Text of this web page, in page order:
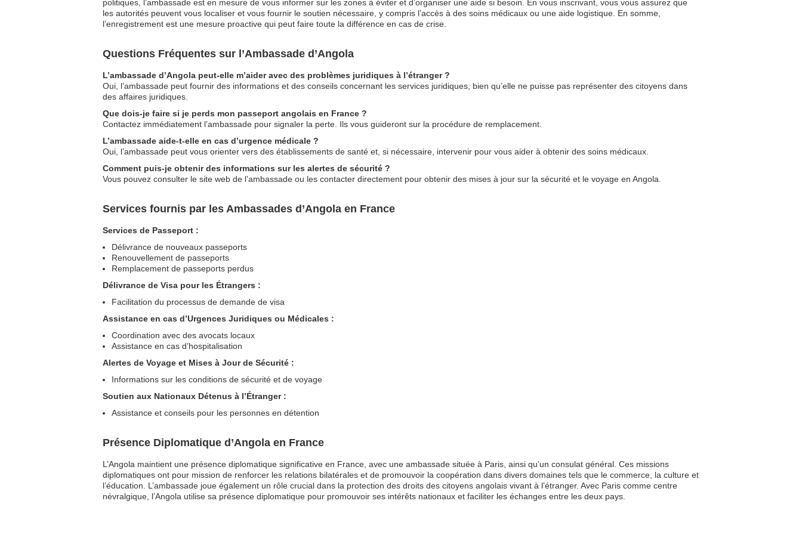
politiques, l’ambassade est en mesure de vous informer sur les zones à éviter et d’organiser une aide si besoin. En vous inscrivant, vous vous assurez que
les autorités peuvent vous localiser et vous fournir le soutien nécessaire, y compris l’accès à des soins médicaux ou une aide logistique. En somme,
l’enregistrement est une mesure proactive qui peut faire toute la différence en cas de crise.
Questions Fréquentes sur l’Ambassade d’Angola
L’ambassade d’Angola peut-elle m’aider avec des problèmes juridiques à l’étranger ?
Oui, l’ambassade peut fournir des informations et des conseils concernant les services juridiques, bien qu’elle ne puisse pas représenter des citoyens dans
des affaires juridiques.
Que dois-je faire si je perds mon passeport angolais en France ?
Contactez immédiatement l’ambassade pour signaler la perte. Ils vous guideront sur la procédure de remplacement.
L’ambassade aide-t-elle en cas d’urgence médicale ?
Oui, l’ambassade peut vous orienter vers des établissements de santé et, si nécessaire, intervenir pour vous aider à obtenir des soins médicaux.
Comment puis-je obtenir des informations sur les alertes de sécurité ?
Vous pouvez consulter le site web de l’ambassade ou les contacter directement pour obtenir des mises à jour sur la sécurité et le voyage en Angola.
Services fournis par les Ambassades d’Angola en France
Services de Passeport :
Délivrance de nouveaux passeports
Renouvellement de passeports
Remplacement de passeports perdus
Délivrance de Visa pour les Étrangers :
Facilitation du processus de demande de visa
Assistance en cas d’Urgences Juridiques ou Médicales :
Coordination avec des avocats locaux
Assistance en cas d’hospitalisation
Alertes de Voyage et Mises à Jour de Sécurité :
Informations sur les conditions de sécurité et de voyage
Soutien aux Nationaux Détenus à l’Étranger :
Assistance et conseils pour les personnes en détention
Présence Diplomatique d’Angola en France
L’Angola maintient une présence diplomatique significative en France, avec une ambassade située à Paris, ainsi qu’un consulat général. Ces missions
diplomatiques ont pour mission de renforcer les relations bilatérales et de promouvoir la coopération dans divers domaines tels que le commerce, la culture et
l’éducation. L’ambassade joue également un rôle crucial dans la protection des droits des citoyens angolais vivant à l’étranger. Avec Paris comme centre
névralgique, l’Angola utilise sa présence diplomatique pour promouvoir ses intérêts nationaux et faciliter les échanges entre les deux pays.